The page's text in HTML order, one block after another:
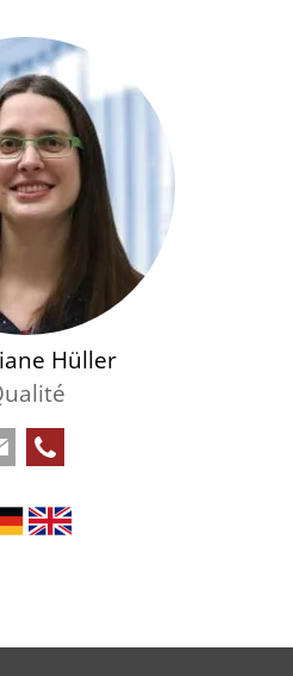
Hüller